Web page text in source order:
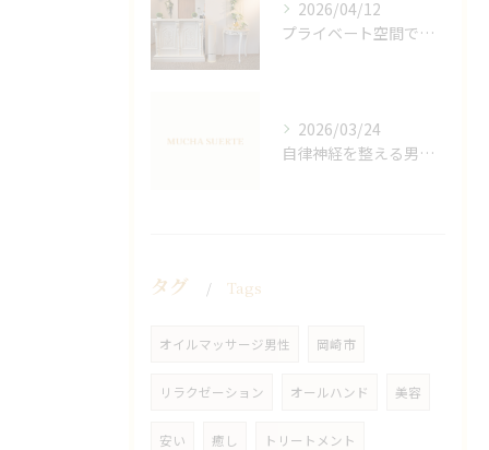
2026/04/12
プライベート空間で極上アロマリンパケアの効果
2026/03/24
自律神経を整える男性オイルマッサージ
タグ Tags
オイルマッサージ男性 岡崎市
リラクゼーション オールハンド 美容
安い 癒し トリートメント